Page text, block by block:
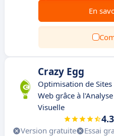
En
Crazy Egg
Optimisation de Sites
Web grâce à l'Analyse
Visuelle
4.3
Version gratuite Essai